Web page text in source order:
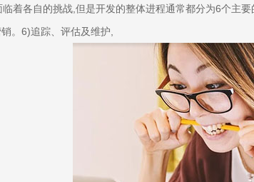
临着各自的挑战,但是开发的整体进程通常都分为6个主
。6)追踪、评估及维护,